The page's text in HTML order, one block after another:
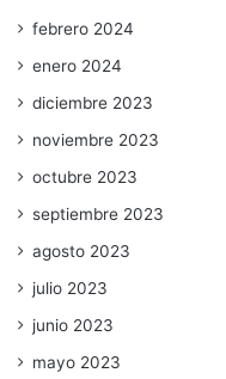
febrero 2024
enero 2024
diciembre 2023
noviembre 2023
octubre 2023
septiembre 2023
agosto 2023
julio 2023
junio 2023
mayo 2023